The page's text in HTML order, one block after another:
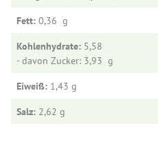
Fett: 0,36
Kohlenhydrate: 5,58
- davon Zucker: 3,93
Eiweiß: 1,43
Salz: 2,62